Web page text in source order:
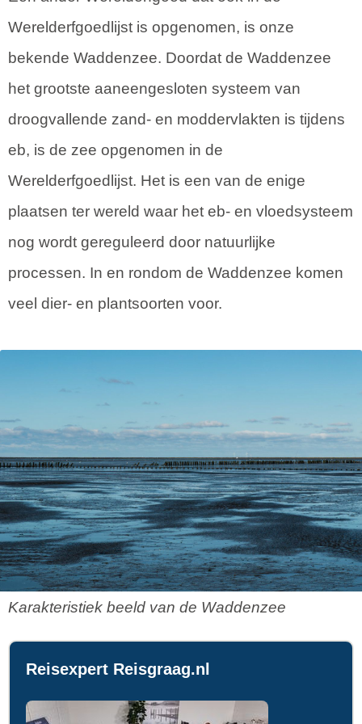
Werelderfgoedlijst is opgenomen, is onze
bekende Waddenzee. Doordat de Waddenzee
het grootste aaneengesloten systeem van
droogvallende zand- en moddervlakten is tijdens
eb, is de zee opgenomen in de
Werelderfgoedlijst. Het is een van de enige
plaatsen ter wereld waar het eb- en vloedsysteem
nog wordt gereguleerd door natuurlijke
processen. In en rondom de Waddenzee komen
veel dier- en plantsoorten voor.
Karakteristiek beeld van de Waddenzee
Reisexpert Reisgraag.nl